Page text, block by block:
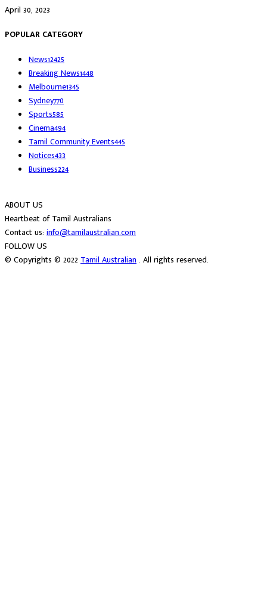
April 30, 2023
POPULAR CATEGORY
News12425
Breaking News1448
Melbourne1345
Sydney770
Sports585
Cinema494
Tamil Community Events445
Notices433
Business224
ABOUT US
Heartbeat of Tamil Australians
Contact us: info@tamilaustralian.com
FOLLOW US
© Copyrights © 2022Tamil Australian. All rights reserved.